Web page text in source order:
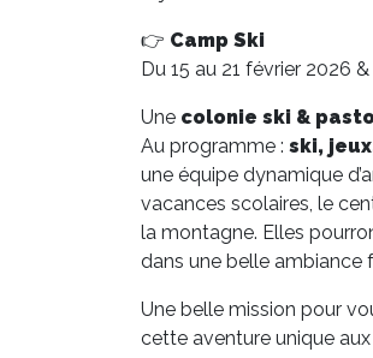
👉 Camp Ski
Du 15 au 21 février 2026
Une colonie ski &
Au programme : ski,
une équipe dynamique
vacances scolaires, le
la montagne. Elles
dans une belle ambiance
Une belle mission pour
cette aventure unique